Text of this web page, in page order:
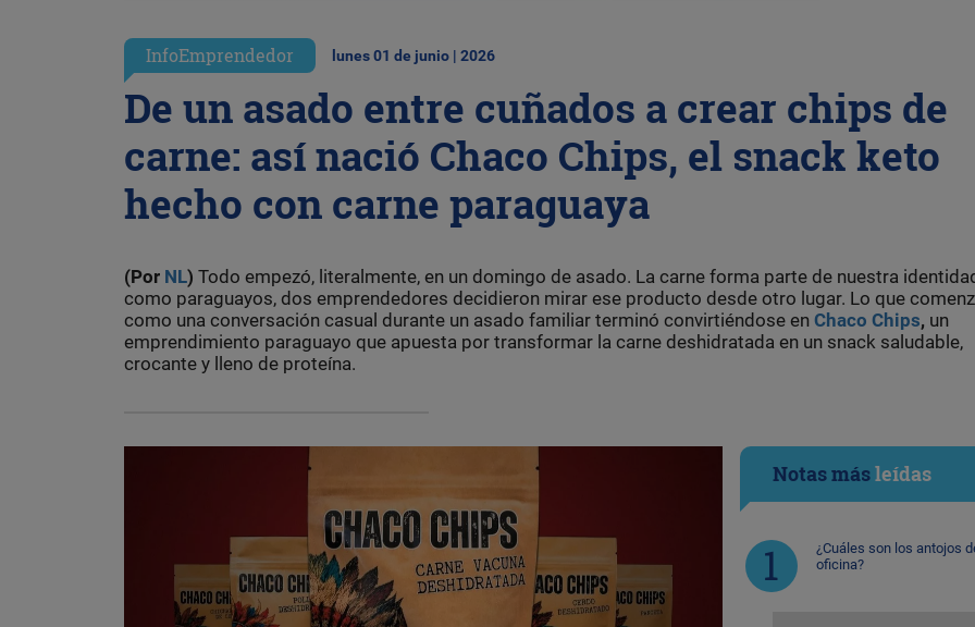
InfoEmprendedor lunes 01 de junio | 2026
De un asado entre cuñados a crear chips de
carne: así nació Chaco Chips, el snack keto
hecho con carne paraguaya
(Por NL) Todo empezó, literalmente, en un domingo de asado. La carne forma parte de nuestra
como paraguayos, dos emprendedores decidieron mirar ese producto desde otro lugar. Lo que
como una conversación casual durante un asado familiar terminó convirtiéndose en Chaco Chips, un
emprendimiento paraguayo que apuesta por transformar la carne deshidratada en un snack saludable,
crocante y lleno de proteína.
Notas másleídas
¿Cuáles son los antojos
oficina?